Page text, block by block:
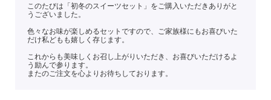
このたびは「初冬のスイーツセット」をご購入いただきありがと
うございました。
色々なお味が楽しめるセットですので、ご家族様にもお喜びいた
だけ私どもも嬉しく存じます。
これからも美味しくお召し上がりいただき、お喜びいただけるよ
う励んで参ります。
またのご注文を心よりお待ちしております。